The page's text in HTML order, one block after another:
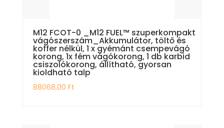
M12 FCOT-0 _M12 FUEL™ szuperkompakt
vágószerszám_Akkumulátor, töltő és
koffer nélkül, 1 x gyémánt csempevágó
korong, 1x fém vágókorong, 1 db karbid
csiszolókorong, állítható, gyorsan
kioldható talp
88068,00 Ft